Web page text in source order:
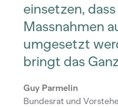
einsetzen,
Massnahmen
umgesetzt
bringt das
Guy Parmelin
Bundesrat und